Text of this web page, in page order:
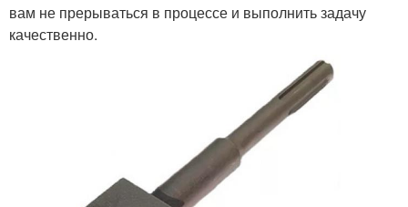
вам не прерываться в процессе и выполнить задачу
качественно.